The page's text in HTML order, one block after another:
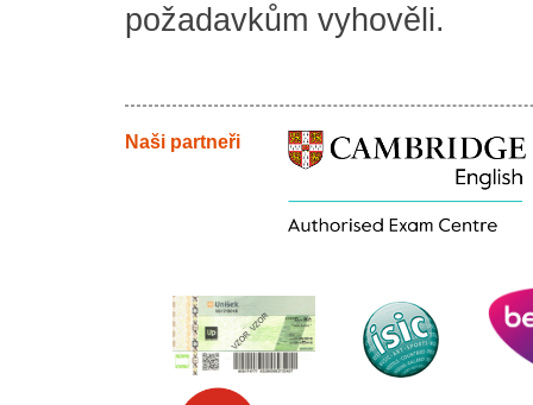
požadavkům vyhověli.
Naši partneři